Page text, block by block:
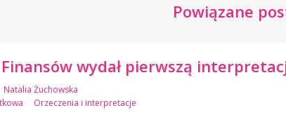
Powiązane
wydał pierwszą
Natalia Żuchowska
Orzeczenia i interpretacje